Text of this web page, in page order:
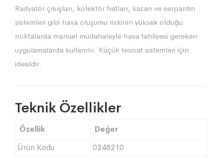
Radyatör çıkışları, kolektör hatları, kazan ve serpantin
sistemleri gibi hava oluşumu riskinin yüksek olduğu
noktalarda manuel müdahaleyle hava tahliyesi gereken
uygulamalarda kullanılır. Küçük tesisat sistemleri için
idealdir.
Teknik Özellikler
Özellik
Değer
Ürün Kodu
0248210